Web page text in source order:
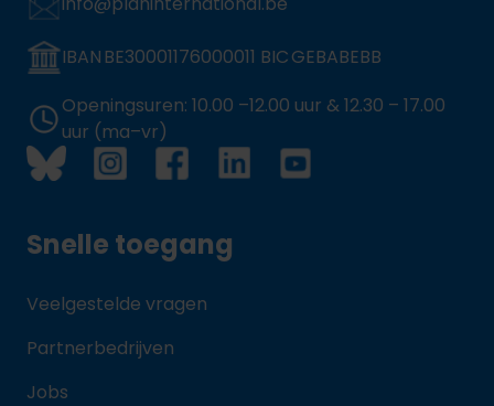
IBAN BE30001176000011 BIC GEBABEBB
Openingsuren: 10.00 –12.00 uur & 12.30 – 17.00
uur (ma–vr)
Snelle toegang
Veelgestelde vragen
Partnerbedrijven
Jobs